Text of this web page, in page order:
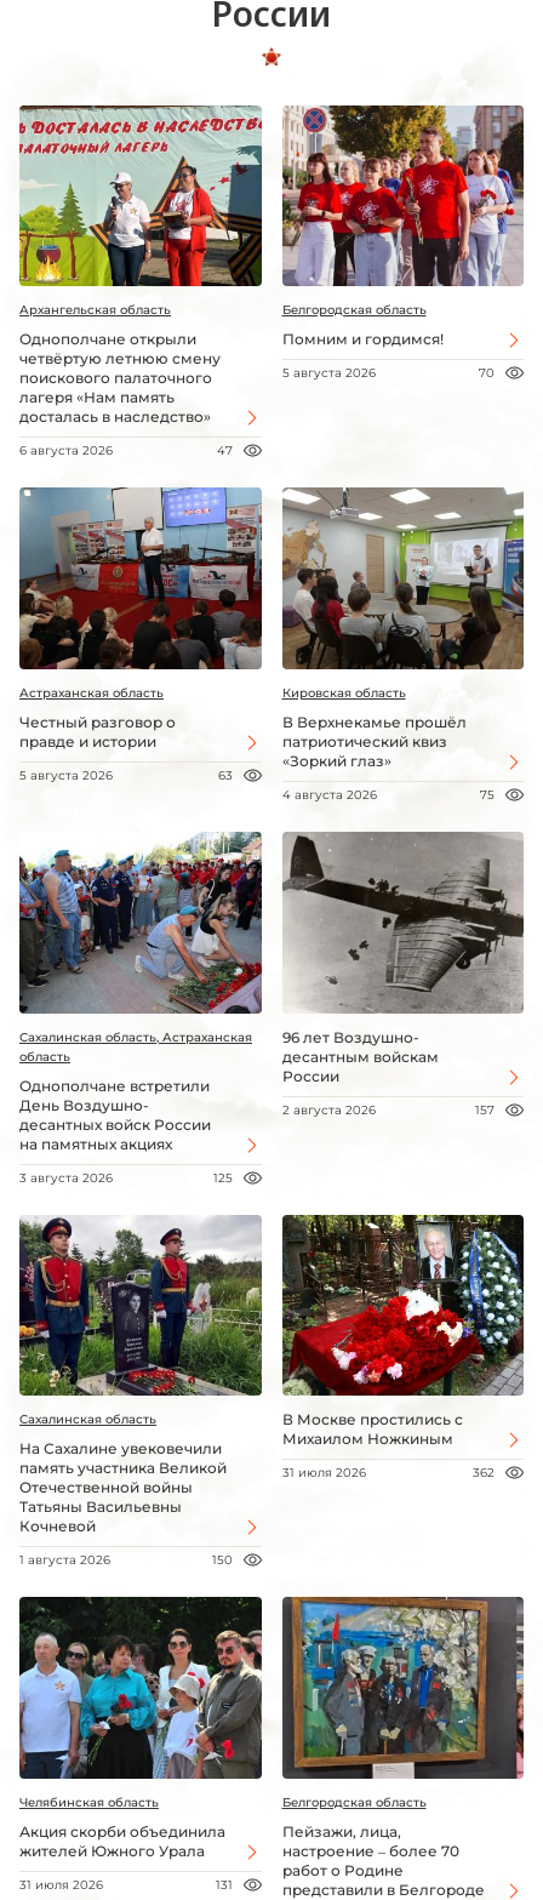
России
Архангельская область
Однополчане открыли
четвёртую летнюю смену
поискового палаточного
лагеря «Нам память
досталась в наследство»
6 августа 2026 47
Белгородская область
Помним и гордимся!
5 августа 2026 70
Астраханская область
Честный разговор о
правде и истории
5 августа 2026 63
Кировская область
В Верхнекамье прошёл
патриотический квиз
«Зоркий глаз»
4 августа 2026 75
Сахалинская область, Астраханская
область
Однополчане встретили
День Воздушно-
десантных войск России
на памятных акциях
3 августа 2026 125
96 лет Воздушно-
десантным войскам
России
2 августа 2026 157
Сахалинская область
На Сахалине увековечили
память участника Великой
Отечественной войны
Татьяны Васильевны
Кочневой
1 августа 2026 150
В Москве простились с
Михаилом Ножкиным
31 июля 2026 362
Челябинская область
Акция скорби объединила
жителей Южного Урала
31 июля 2026 131
Белгородская область
Пейзажи, лица,
настроение – более 70
работ о Родине
представили в Белгороде